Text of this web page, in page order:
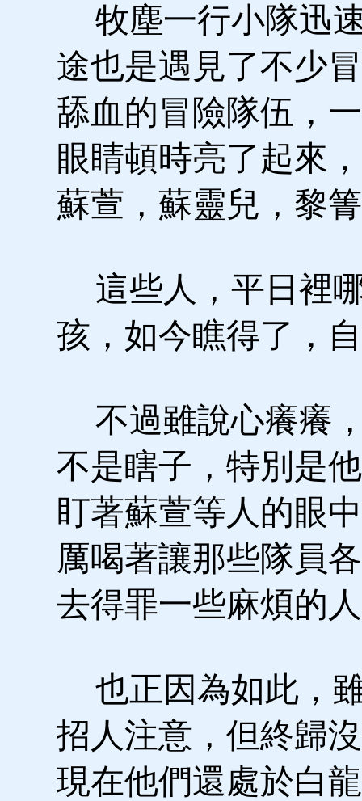
牧塵一行小隊迅
途也是遇見了不少
舔血的冒險隊伍，
眼睛頓時亮了起來
蘇萱，蘇靈兒，黎
這些人，平日裡
孩，如今瞧得了，
不過雖說心癢癢
不是瞎子，特別是
盯著蘇萱等人的眼
厲喝著讓那些隊員
去得罪一些麻煩的
也正因為如此，
招人注意，但終歸
現在他們還處於白